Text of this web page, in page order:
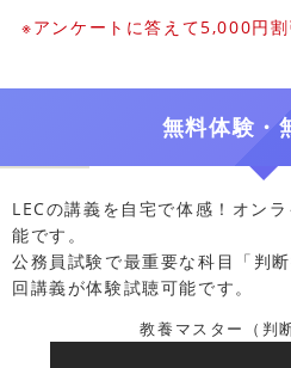
※アンケートに答えて5,000円
無料体験・
LECの講義を自宅で体感！オン
能です。
公務員試験で最重要な科目「判
回講義が体験試聴可能です。
教養マスター（判